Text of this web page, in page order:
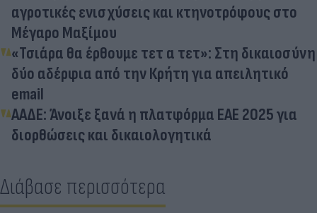
αγροτικές ενισχύσεις και κτηνοτρόφους στο
Μέγαρο Μαξίμου
«Τσιάρα θα έρθουμε τετ α τετ»: Στη δικαιοσύνη
δύο αδέρφια από την Κρήτη για απειλητικό
email
ΑΑΔΕ: Άνοιξε ξανά η πλατφόρμα ΕΑΕ 2025 για
διορθώσεις και δικαιολογητικά
Διάβασε περισσότερα